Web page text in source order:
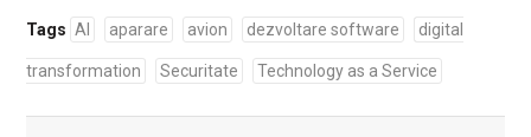
Tags AI aparare avion dezvoltare software digital
transformation Securitate Technology as a Service